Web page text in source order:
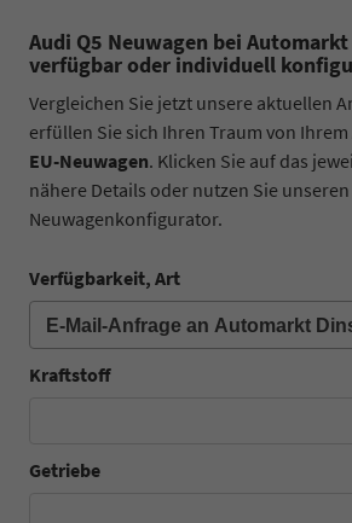
Audi Q5 Neuwagen bei
verfügbar oder individuell
Vergleichen Sie jetzt unsere aktuellen
erfüllen Sie sich Ihren Traum von Ihrem
EU-Neuwagen. Klicken Sie auf das
nähere Details oder nutzen Sie unseren
Neuwagenkonfigurator.
Verfügbarkeit, Art
Kraftstoff
Getriebe